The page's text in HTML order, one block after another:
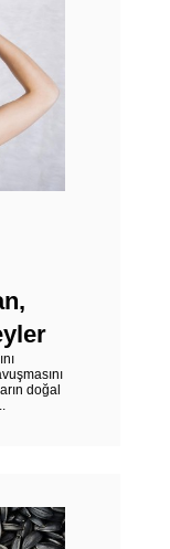
doğal